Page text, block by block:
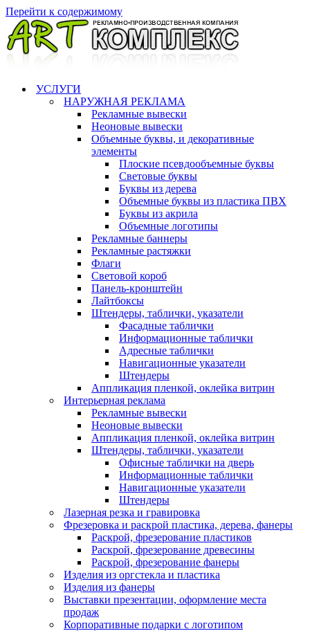
Перейти к содержимому
УСЛУГИ
НАРУЖНАЯ РЕКЛАМА
Рекламные вывески
Неоновые вывески
Объемные буквы, и декоративные
элементы
Плоские псевдообъемные буквы
Световые буквы
Буквы из дерева
Объемные буквы из пластика ПВХ
Буквы из акрила
Объемные логотипы
Рекламные баннеры
Рекламные растяжки
Флаги
Световой короб
Панель-кронштейн
Лайтбоксы
Штендеры, таблички, указатели
Фасадные таблички
Информационные таблички
Адресные таблички
Навигационные указатели
Штендеры
Аппликация пленкой, оклейка витрин
Интерьерная реклама
Рекламные вывески
Неоновые вывески
Аппликация пленкой, оклейка витрин
Штендеры, таблички, указатели
Офисные таблички на дверь
Информационные таблички
Навигационные указатели
Штендеры
Лазерная резка и гравировка
Фрезеровка и раскрой пластика, дерева, фанеры
Раскрой, фрезерование пластиков
Раскрой, фрезерование древесины
Раскрой, фрезерование фанеры
Изделия из оргстекла и пластика
Изделия из фанеры
Выставки презентации, оформление места
продаж
Корпоративные подарки с логотипом